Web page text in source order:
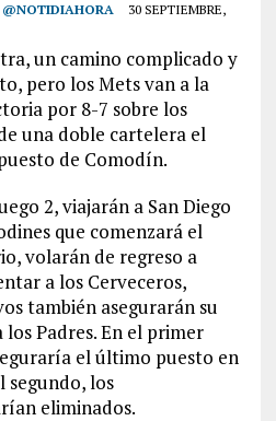
30 SEPTIEMBRE,
un camino complicado y
pero los Mets van a la
por 8-7 sobre los
una doble cartelera el
de Comodín.
2, viajarán a San Diego
que comenzará el
volarán de regreso a
a los Cerveceros,
también asegurarán su
Padres. En el primer
el último puesto en
segundo, los
eliminados.